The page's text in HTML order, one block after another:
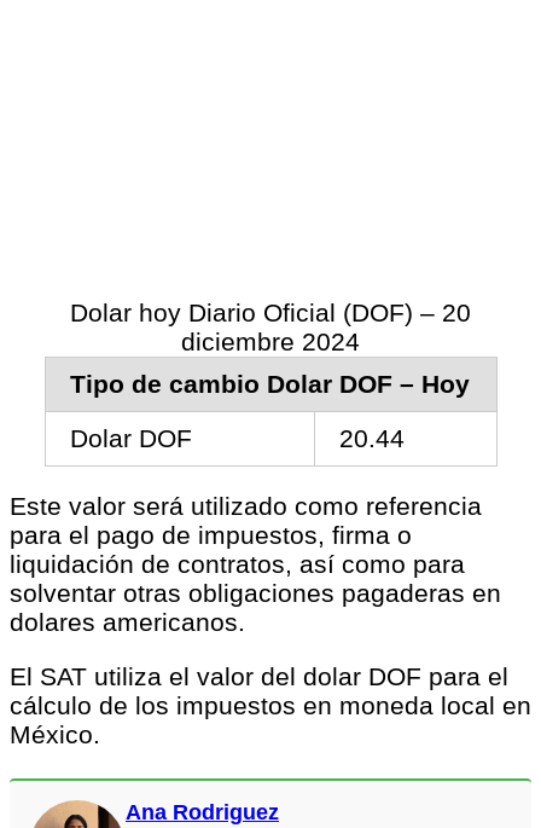
Dolar hoy Diario Oficial (DOF) – 20
diciembre 2024
Tipo de cambio Dolar DOF – Hoy
Dolar DOF
20.44
Este valor será utilizado como referencia
para el pago de impuestos, firma o
liquidación de contratos, así como para
solventar otras obligaciones pagaderas en
dolares americanos.
El SAT utiliza el valor del dolar DOF para el
cálculo de los impuestos en moneda local en
México.
Ana Rodriguez